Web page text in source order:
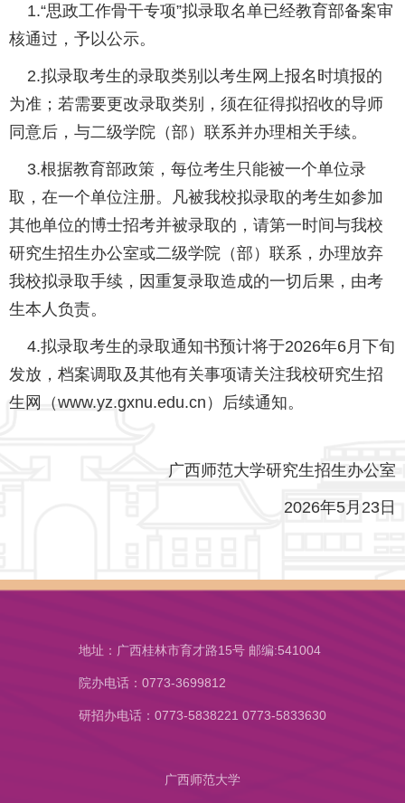
1.“思政工作骨干专项”拟录取名单已经教育部备案审
核通过，予以公示。
2.拟录取考生的录取类别以考生网上报名时填报的
为准；若需要更改录取类别，须在征得拟招收的导师
同意后，与二级学院（部）联系并办理相关手续。
3.根据教育部政策，每位考生只能被一个单位录
取，在一个单位注册。凡被我校拟录取的考生如参加
其他单位的博士招考并被录取的，请第一时间与我校
研究生招生办公室或二级学院（部）联系，办理放弃
我校拟录取手续，因重复录取造成的一切后果，由考
生本人负责。
4.拟录取考生的录取通知书预计将于2026年6月下旬
发放，档案调取及其他有关事项请关注我校研究生招
生网（www.yz.gxnu.edu.cn）后续通知。
广西师范大学研究生招生办公室
2026年5月23日
地址：广西桂林市育才路15号 邮编:541004
院办电话：0773-3699812
研招办电话：0773-5838221 0773-5833630
广西师范大学